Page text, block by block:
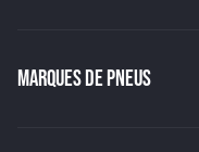
GMP
JAPAN RACING
MARQUES DE PNEUS